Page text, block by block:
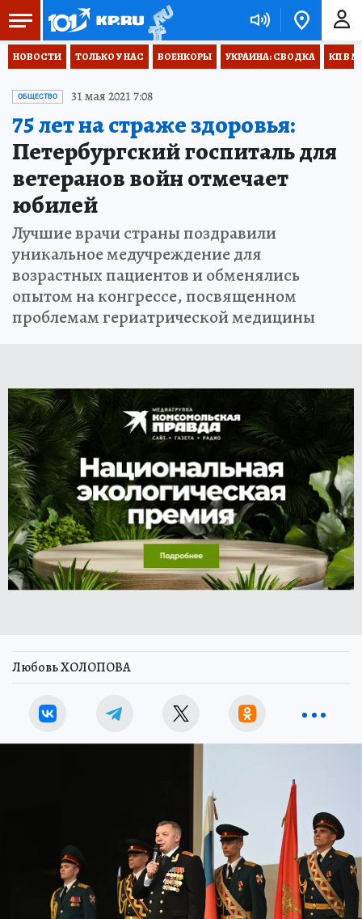
НОВОСТИ ТОЛЬКО У НАС ВОЕНКОРЫ УКРАИНА: СВОДКА КП В
ОБЩЕСТВО 31 мая 2021 7:08
75 лет на страже здоровья:
Петербургский госпиталь для
ветеранов войн отмечает
юбилей
Лучшие врачи страны поздравили
уникальное медучреждение для
возрастных пациентов и обменялись
опытом на конгрессе, посвященном
проблемам гериатрической медицины
Любовь ХОЛОПОВА